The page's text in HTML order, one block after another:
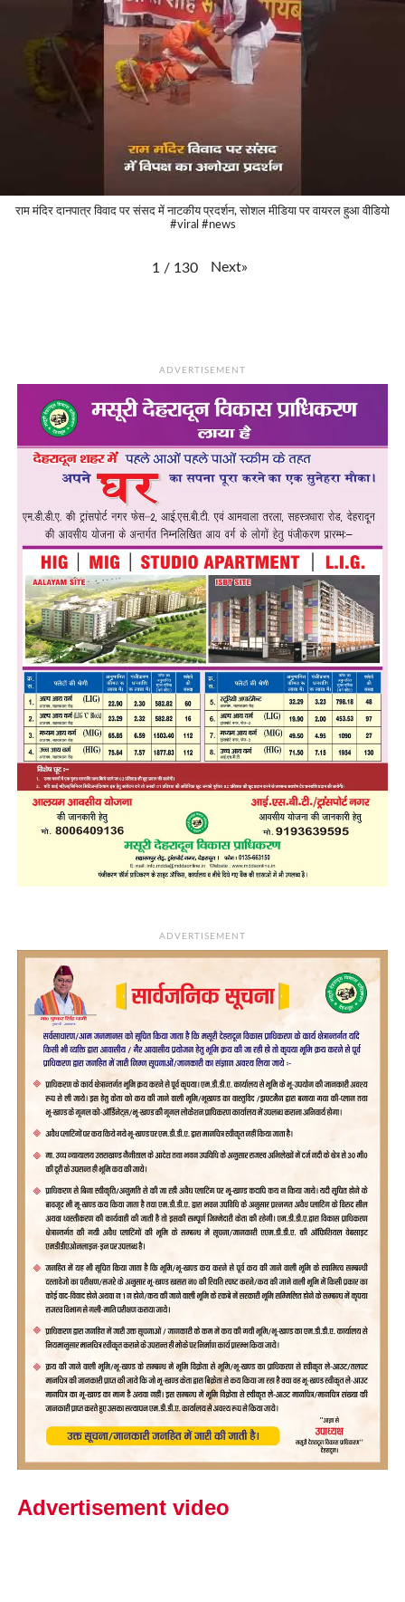
राम मंदिर दानपात्र विवाद पर संसद में नाटकीय प्रदर्शन, सोशल मीडिया पर वायरल हुआ वीडियो
#viral #news
1 / 130 Next»
ADVERTISEMENT
ADVERTISEMENT
Advertisement video